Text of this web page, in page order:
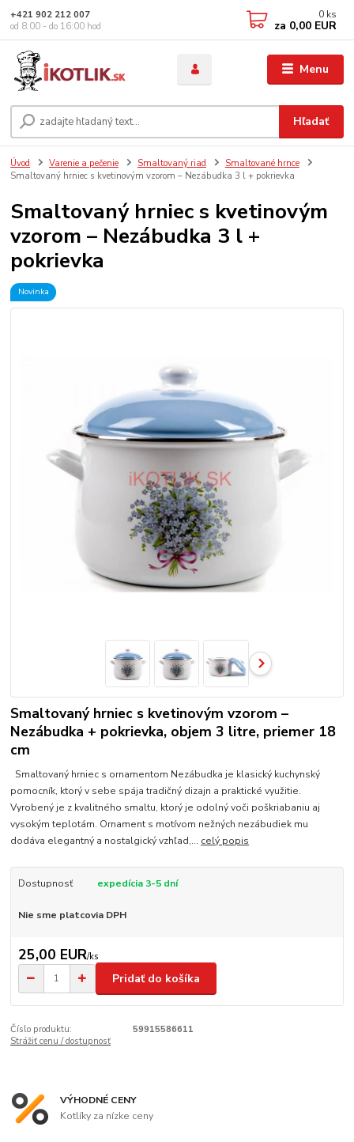
Menu
Hľadať
+421 902 212 007
od 8:00 - do 16:00 hod
0 ks
za 0,00 EUR
Úvod Varenie a pečenie Smaltovaný riad
Smaltované hrnce
Smaltovaný hrniec s kvetinovým vzorom – Nezábudka 3 l + pokrievka
Smaltovaný hrniec s kvetinovým
vzorom – Nezábudka 3 l +
pokrievka
Novinka
Smaltovaný hrniec s kvetinovým vzorom –
Nezábudka + pokrievka, objem 3 litre, priemer 18
cm
Smaltovaný hrniec s ornamentom Nezábudka je klasický kuchynský
pomocník, ktorý v sebe spája tradičný dizajn a praktické využitie.
Vyrobený je z kvalitného smaltu, ktorý je odolný voči poškriabaniu aj
vysokým teplotám. Ornament s motívom nežných nezábudiek mu
dodáva elegantný a nostalgický vzhľad,... celý popis
Dostupnosť expedícia 3-5 dní
Nie sme platcovia DPH
25,00 EUR/ks
Pridať do košíka
Číslo produktu:
59915586611
Strážiť cenu / dostupnosť
VÝHODNÉ CENY
Kotlíky za nízke ceny